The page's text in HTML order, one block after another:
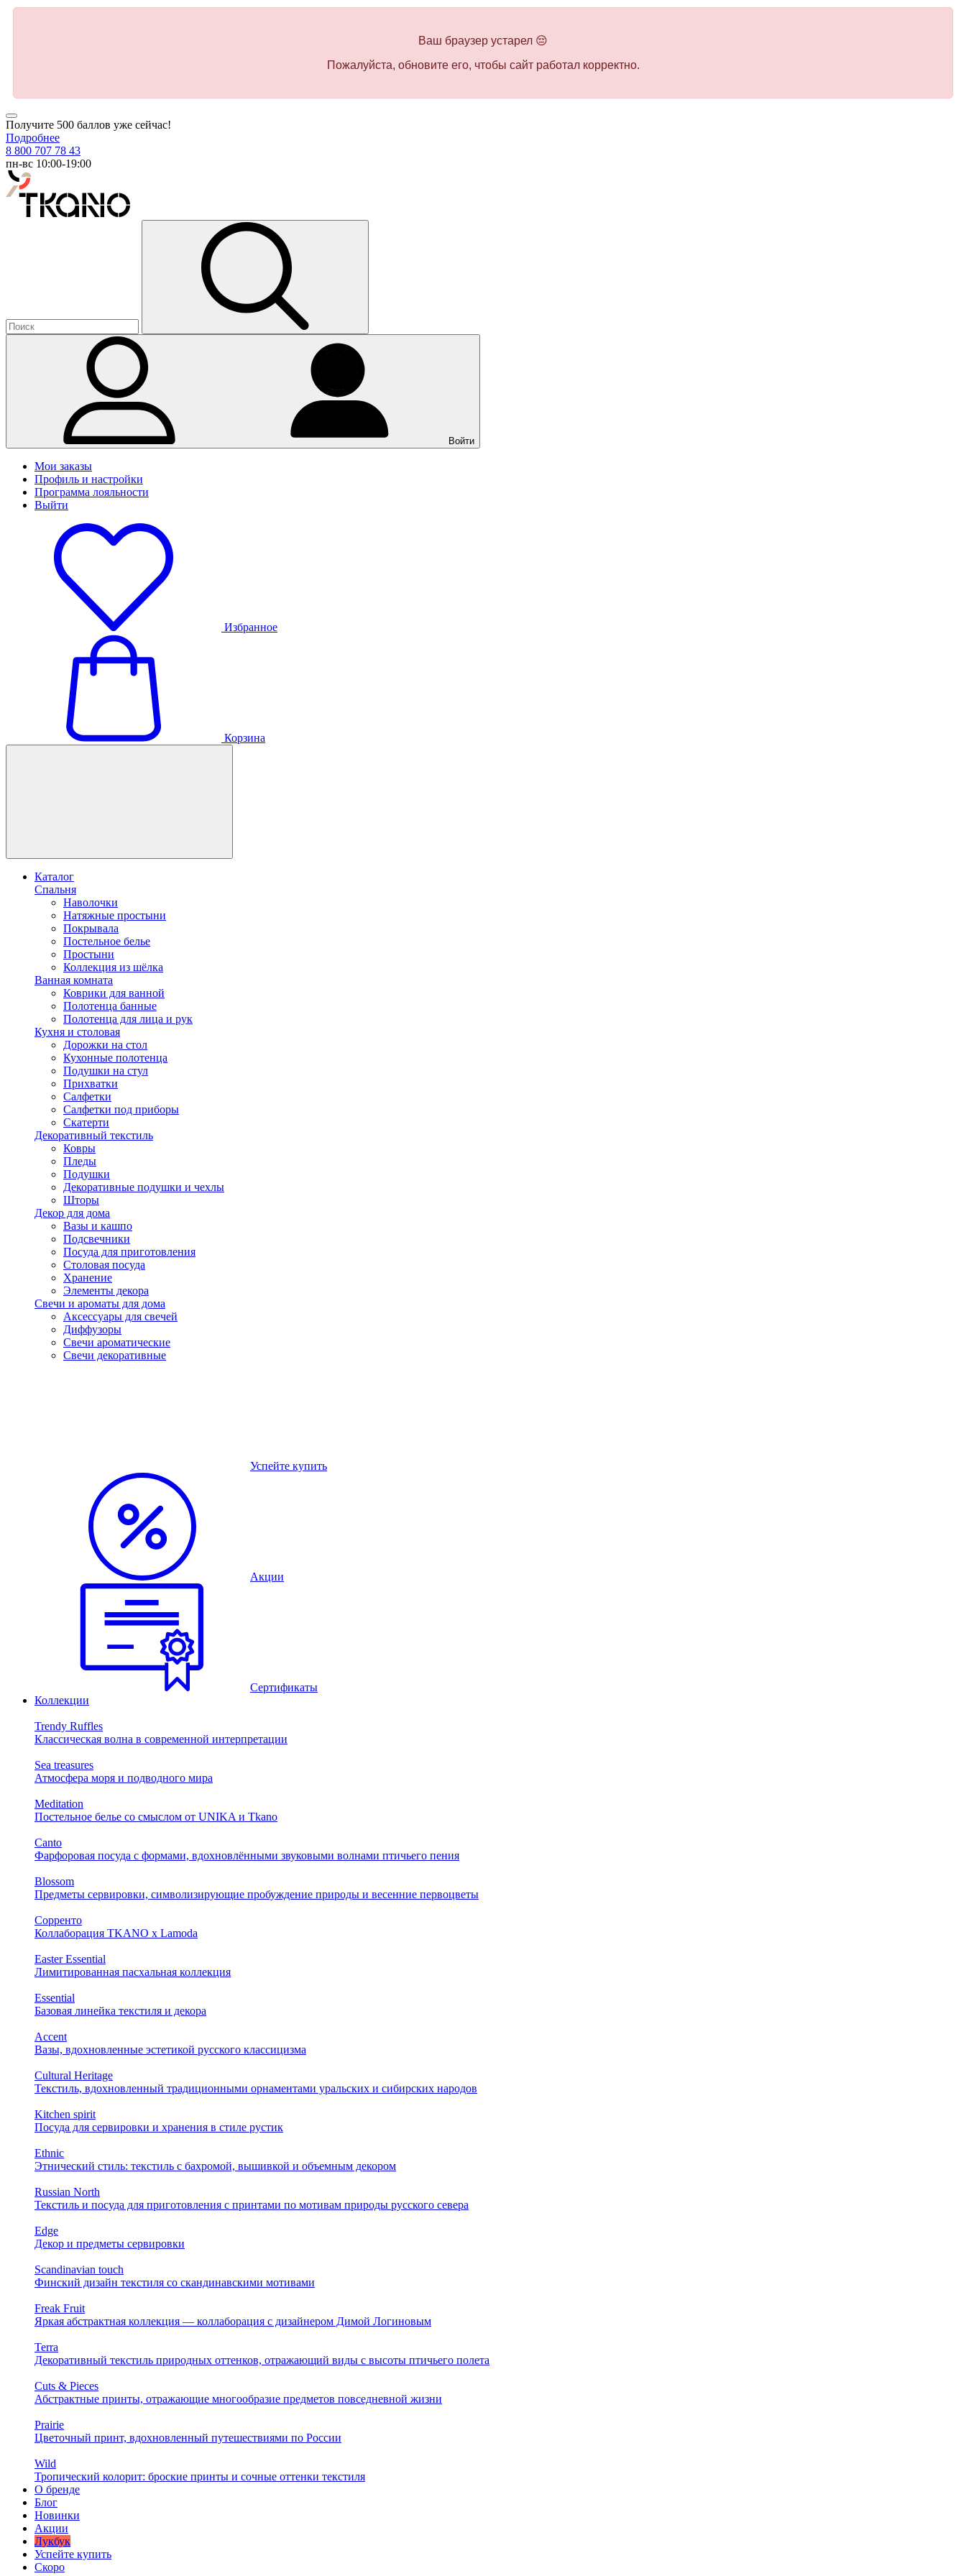
Ваш браузер устарел 😔
Пожалуйста, обновите его, чтобы сайт работал корректно.
Получите 500 баллов уже сейчас!
Подробнее
8 800 707 78 43
пн-вс 10:00-19:00
Войти
Мои заказы
Профиль и настройки
Программа лояльности
Выйти
Избранное
Корзина
Каталог
Спальня
Наволочки
Натяжные простыни
Покрывала
Постельное белье
Простыни
Коллекция из шёлка
Ванная комната
Коврики для ванной
Полотенца банные
Полотенца для лица и рук
Кухня и столовая
Дорожки на стол
Кухонные полотенца
Подушки на стул
Прихватки
Салфетки
Салфетки под приборы
Скатерти
Декоративный текстиль
Ковры
Пледы
Подушки
Декоративные подушки и чехлы
Шторы
Декор для дома
Вазы и кашпо
Подсвечники
Посуда для приготовления
Столовая посуда
Хранение
Элементы декора
Свечи и ароматы для дома
Аксессуары для свечей
Диффузоры
Свечи ароматические
Свечи декоративные
Успейте купить
Акции
Сертификаты
Коллекции
Trendy Ruffles
Классическая волна в современной интерпретации
Sea treasures
Атмосфера моря и подводного мира
Meditation
Постельное белье со смыслом от UNIKA и Tkano
Canto
Фарфоровая посуда с формами, вдохновлёнными звуковыми волнами птичьего пения
Blossom
Предметы сервировки, символизирующие пробуждение природы и весенние первоцветы
Сорренто
Коллаборация TKANO х Lamoda
Easter Essential
Лимитированная пасхальная коллекция
Essential
Базовая линейка текстиля и декора
Accent
Вазы, вдохновленные эстетикой русского классицизма
Cultural Heritage
Текстиль, вдохновленный традиционными орнаментами уральских и сибирских народов
Kitchen spirit
Посуда для сервировки и хранения в стиле рустик
Ethnic
Этнический стиль: текстиль с бахромой, вышивкой и объемным декором
Russian North
Текстиль и посуда для приготовления с принтами по мотивам природы русского севера
Edge
Декор и предметы сервировки
Scandinavian touch
Финский дизайн текстиля со скандинавскими мотивами
Freak Fruit
Яркая абстрактная коллекция — коллаборация с дизайнером Димой Логиновым
Terra
Декоративный текстиль природных оттенков, отражающий виды с высоты птичьего полета
Cuts & Pieces
Абстрактные принты, отражающие многообразие предметов повседневной жизни
Prairie
Цветочный принт, вдохновленный путешествиями по России
Wild
Тропический колорит: броские принты и сочные оттенки текстиля
О бренде
Блог
Новинки
Акции
Лукбук
Успейте купить
Скоро